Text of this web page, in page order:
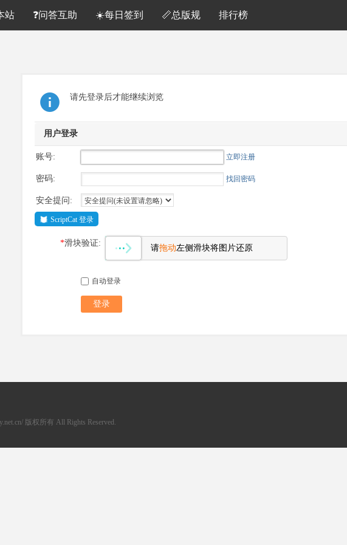
站 ❓问答互助 ☀️每日签到 📏总版规 排行榜
请先登录后才能继续浏览
用户登录
账号: 立即注册
密码: 找回密码
安全提问:
ScriptCat 登录
*滑块验证:
请拖动左侧滑块将图片还原
自动登录
登录
版权所有 All Rights Reserved.